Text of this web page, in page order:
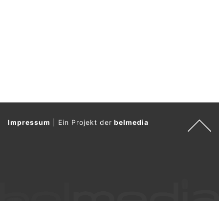
Impressum Ein Projekt derbelmedia